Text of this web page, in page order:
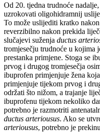
Od 20. tjedna trudnoće
uzrokovati oligohidramnij
To može uslijediti kratko
reverzibilno nakon prekida
slučajevi suženja ductus
tromjesečju trudnoće u kojima
prestanka primjene. Stoga se
prvog i drugog tromjesečja
ibuprofen primjenjuje žena
primjenjuje tijekom prvog i
održati što nižom, a trajanje
ibuprofenu tijekom nekoliko
potrebno je razmotriti
ductus arteriousus. Ako se
arteriousus, potrebno je